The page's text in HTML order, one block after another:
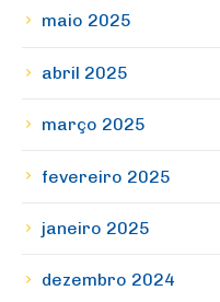
maio 2025
abril 2025
março 2025
fevereiro 2025
janeiro 2025
dezembro 2024